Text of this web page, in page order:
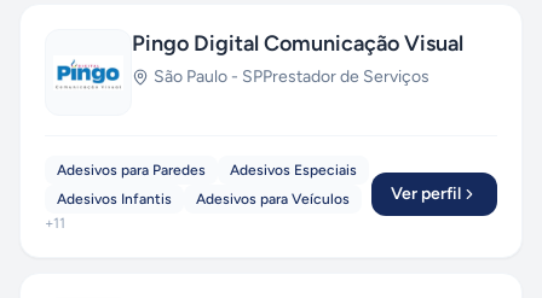
Pingo Digital Comunicação Visual
São Paulo - SPPrestador de Serviços
Adesivos para Paredes
Adesivos Especiais
Adesivos Infantis
Adesivos para Veículos
+11
Ver perfil